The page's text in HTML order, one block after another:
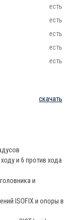
есть
есть
есть
есть
есть
скачать
и 6 против хода
и
ISOFIX и опоры в